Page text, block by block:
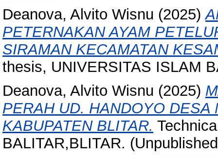
Deanova, Alvito Wisnu (2025)
PETERNAKAN AYAM
SIRAMAN KECAMATAN
thesis, UNIVERSITAS ISLAM
Deanova, Alvito Wisnu (2025)
PERAH UD. HANDOYO DESA
KABUPATEN BLITAR.
BALITAR,BLITAR.